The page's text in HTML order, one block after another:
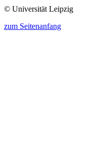
© Universität Leipzig
zum Seitenanfang